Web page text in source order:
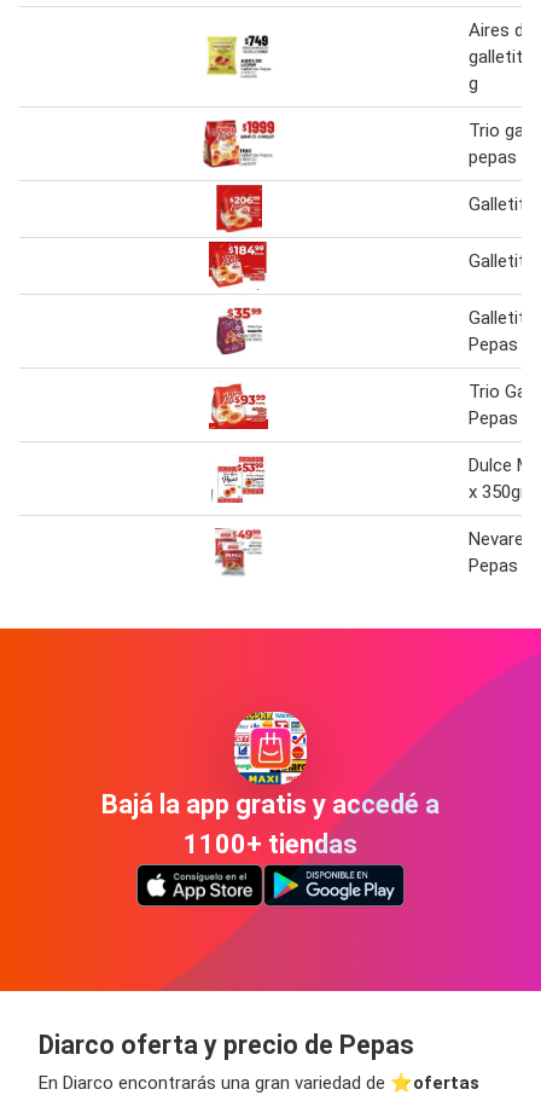
Aires de
g
Trio
pepas
Pepas x
Trio
Pepas x
Dulce
x 350gr
Nevares
Pepas x
Bajá la app gratis y accedé a
1100+ tiendas
Diarco oferta y precio de Pepas
En Diarco encontrarás una gran variedad de ⭐️ofertas